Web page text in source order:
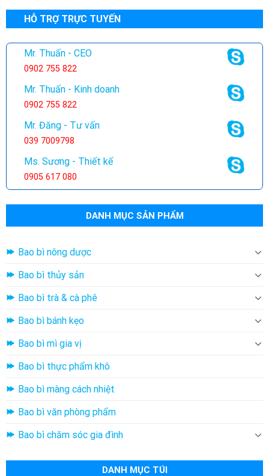
HỖ TRỢ TRỰC TUYẾN
Mr. Thuấn - CEO
0902 755 822
Mr. Thuấn - Kinh doanh
0902 755 822
Mr. Đăng - Tư vấn
039 7009798
Ms. Sương - Thiết kế
0905 617 080
DANH MỤC SẢN PHẨM
Bao bì nông dược
Bao bì thủy sản
Bao bì trà & cà phê
Bao bì bánh kẹo
Bao bì mì gia vị
Bao bì thực phẩm khô
Bao bì màng cách nhiệt
Bao bì văn phòng phẩm
Bao bì chăm sóc gia đình
DANH MỤC TÚI